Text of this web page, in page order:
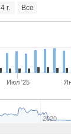
Июл '25
2020
4 г. Все